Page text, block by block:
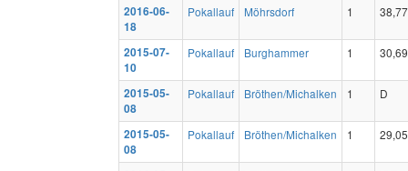
2016-06-
18
Pokallauf Möhrsdorf 1 38,77
2015-07-
10
Pokallauf Burghammer 1 30,69
2015-05-
08
Pokallauf Bröthen/Michalken 1 D
2015-05-
08
Pokallauf Bröthen/Michalken 1 29,05